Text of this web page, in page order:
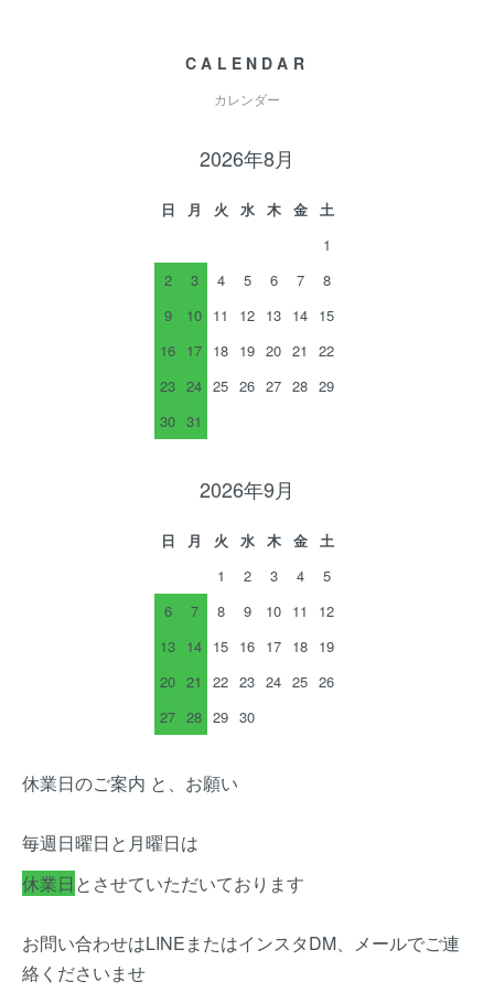
CALENDAR
カレンダー
2026年8月
日 月 火 水 木 金
土
1
2
3 4 5 6 7
8
9
10 11 12 13 14 15
16 17 18 19 20 21
22
23 24 25 26 27 28 29
30 31
2026年9月
日 月 火 水 木 金
土
1
2 3 4
5
6
7 8 9 10 11
12
13 14 15 16 17 18 19
20 21 22 23 24 25 26
27 28 29 30
休業日のご案内 と、お願い
毎週日曜日と月曜日は
休業日 とさせていただいております
お問い合わせはLINEまたはインスタDM、メールでご連
絡くださいませ